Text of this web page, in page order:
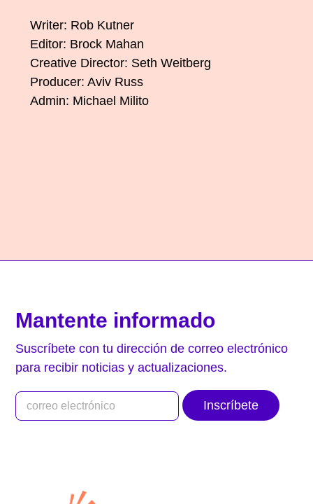
Writer: Rob Kutner
Editor: Brock Mahan
Creative Director: Seth Weitberg
Producer: Aviv Russ
Admin: Michael Milito
Mantente informado
Suscríbete con tu dirección de correo electrónico
para recibir noticias y actualizaciones.
Inscríbete